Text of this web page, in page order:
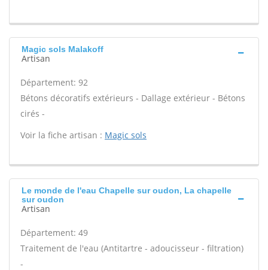
Magic sols Malakoff
Artisan
Département: 92
Bétons décoratifs extérieurs - Dallage extérieur - Bétons
cirés -
Voir la fiche artisan : Magic sols
Le monde de l'eau Chapelle sur oudon, La chapelle
sur oudon
Artisan
Département: 49
Traitement de l'eau (Antitartre - adoucisseur - filtration)
-